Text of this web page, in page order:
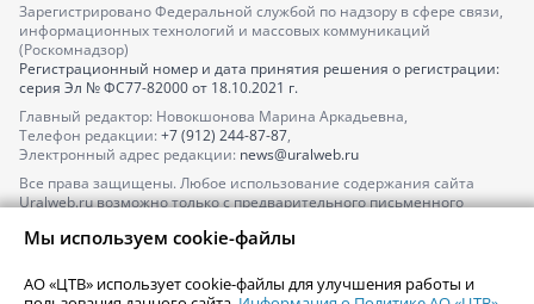
Зарегистрировано Федеральной службой по надзору в сфере связи,
информационных технологий и массовых коммуникаций
(Роскомнадзор)
Регистрационный номер и дата принятия решения о регистрации:
серия Эл № ФС77-82000от 18.10.2021 г.
Главный редактор: Новокшонова Марина Аркадьевна,
Телефон редакции: +7 (912) 244-87-87,
Электронный адрес редакции: news@uralweb.ru
Все права защищены. Любое использование содержания сайта
Uralweb.ru возможно только с предварительного письменного
По вопросам размещения рекламы обращайтесь по тел.
По вопросам размещения информации в разделе «Афиша»
Мы используем cookie-файлы
АО «ЦТВ» использует cookie-файлы для улучшения работы и